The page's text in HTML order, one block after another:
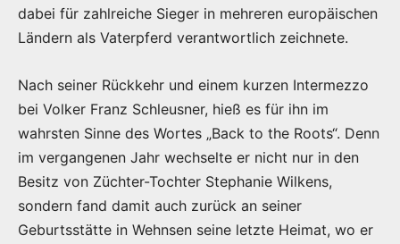
dabei für zahlreiche Sieger in mehreren europäischen
Ländern als Vaterpferd verantwortlich zeichnete.
Nach seiner Rückkehr und einem kurzen Intermezzo
bei Volker Franz Schleusner, hieß es für ihn im
wahrsten Sinne des Wortes „Back to the Roots“. Denn
im vergangenen Jahr wechselte er nicht nur in den
Besitz von Züchter-Tochter Stephanie Wilkens,
sondern fand damit auch zurück an seiner
Geburtsstätte in Wehnsen seine letzte Heimat, wo er